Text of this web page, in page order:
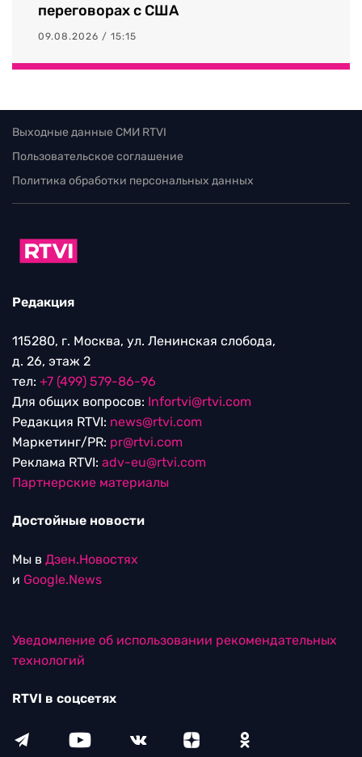
переговорах с США
09.08.2026 / 15:15
Выходные данные СМИ RTVI
Пользовательское соглашение
Политика обработки персональных данных
Редакция
115280, г. Москва, ул. Ленинская слобода,
д. 26, этаж 2
тел: +7 (499) 579-86-96
Для общих вопросов: Infortvi@rtvi.com
Редакция RTVI: news@rtvi.com
Маркетинг/PR: pr@rtvi.com
Реклама RTVI: adv-eu@rtvi.com
Партнерские материалы
Достойные новости
Мы в Дзен.Новостях
и Google.News
Уведомление об использовании рекомендательных
технологий
RTVI в соцсетях